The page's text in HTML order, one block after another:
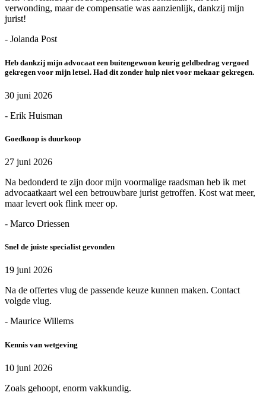
verwonding, maar de compensatie was aanzienlijk, dankzij mijn
jurist!
- Jolanda Post
Heb dankzij mijn advocaat een buitengewoon keurig geldbedrag vergoed
gekregen voor mijn letsel. Had dit zonder hulp niet voor mekaar gekregen.
30 juni 2026
- Erik Huisman
Goedkoop is duurkoop
27 juni 2026
Na bedonderd te zijn door mijn voormalige raadsman heb ik met
advocaatkaart wel een betrouwbare jurist getroffen. Kost wat meer,
maar levert ook flink meer op.
- Marco Driessen
Snel de juiste specialist gevonden
19 juni 2026
Na de offertes vlug de passende keuze kunnen maken. Contact
volgde vlug.
- Maurice Willems
Kennis van wetgeving
10 juni 2026
Zoals gehoopt, enorm vakkundig.